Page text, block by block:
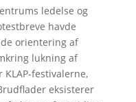
ledelse og
havde
orientering af
lukning af
festivalerne,
eksisterer